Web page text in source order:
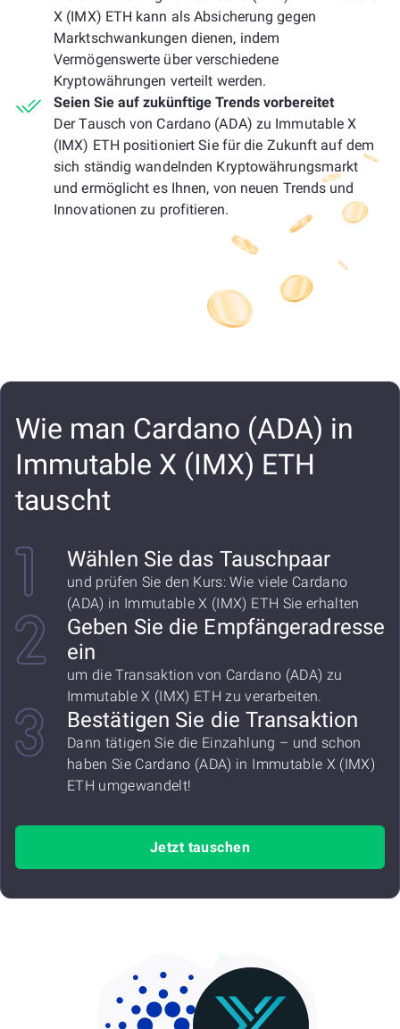
X (IMX) ETH kann als Absicherung gegen
Marktschwankungen dienen, indem
Vermögenswerte über verschiedene
Kryptowährungen verteilt werden.
Seien Sie auf zukünftige Trends vorbereitet
Der Tausch von Cardano (ADA) zu Immutable X
(IMX) ETH positioniert Sie für die Zukunft auf dem
sich ständig wandelnden Kryptowährungsmarkt
und ermöglicht es Ihnen, von neuen Trends und
Innovationen zu profitieren.
Wie man Cardano (ADA) in
Immutable X (IMX) ETH
tauscht
Wählen Sie das Tauschpaar
und prüfen Sie den Kurs: Wie viele Cardano
(ADA) in Immutable X (IMX) ETH Sie erhalten
Geben Sie die Empfängeradresse
ein
um die Transaktion von Cardano (ADA) zu
Immutable X (IMX) ETH zu verarbeiten.
Bestätigen Sie die Transaktion
Dann tätigen Sie die Einzahlung – und schon
haben Sie Cardano (ADA) in Immutable X (IMX)
ETH umgewandelt!
Jetzt tauschen